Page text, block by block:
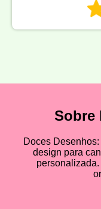
Sobre
Doces
design para